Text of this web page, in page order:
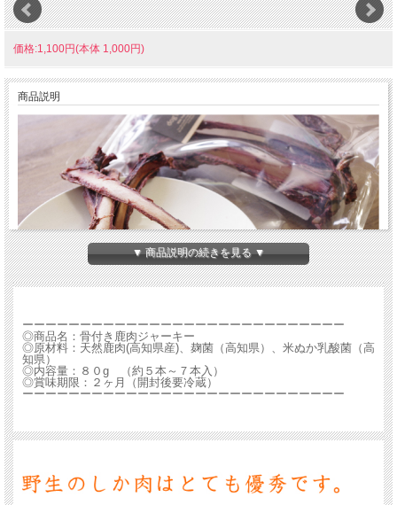
価格:1,100円(本体 1,000円)
商品説明
【高知県物部村】 骨付き鹿肉ジャーキー
高知県産天然鹿肉 のあばら骨です。
骨にはカルシウムをはじめビタミン、ミネラル、酵素が豊富です。
▼ 商品説明の続きを見る ▼
ーーーーーーーーーーーーーーーーーーーーーーーーーーーー
◎商品名：骨付き鹿肉ジャーキー
◎原材料：天然鹿肉(高知県産)、麹菌（高知県）、米ぬか乳酸菌（高
知県）
◎内容量：８０g （約５本～７本入）
◎賞味期限：２ヶ月（開封後要冷蔵）
ーーーーーーーーーーーーーーーーーーーーーーーーーーーー